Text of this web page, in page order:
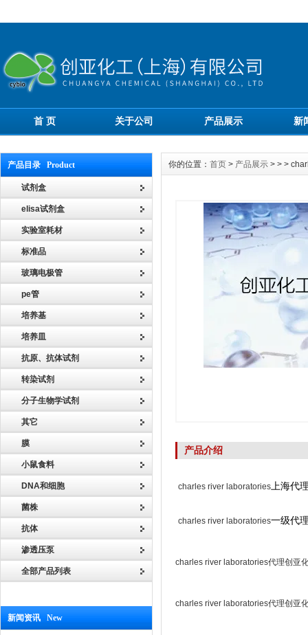
首 页 关于公司 产品展示 新
产品目录 Product
试剂盒
elisa试剂盒
实验室耗材
标准品
玻璃电极管
pe管
培养基
培养皿
抗原、抗体试剂
转染试剂
分子生物学试剂
其它
膜
小鼠食料
DNA和细胞
菌株
抗体
渗透压泵
全部产品列表
新闻资讯 New
你的位置： 首页 > 产品展示 > > >
产品介绍
charles river laboratories上海代
charles river laboratories一级代
charles river laboratories代理创亚
charles river laboratories代理创亚